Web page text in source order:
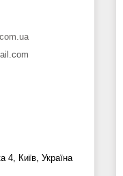
4, Київ, Україна